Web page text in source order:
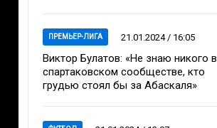
ПРЕМЬЕР-ЛИГА 21.01.2024 / 16:05
Виктор Булатов: «Не знаю никого в
спартаковском сообществе, кто
грудью стоял бы за Абаскаля»